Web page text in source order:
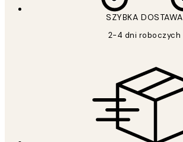
SZYBKA DOSTAWA
2-4 dni roboczych